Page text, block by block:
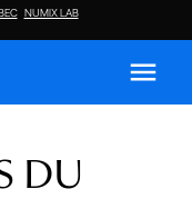
NUMIX LAB
menu
DU